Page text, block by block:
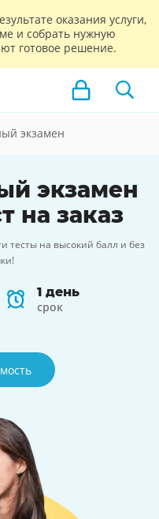
оказания услуги,
и собрать нужную
готовое решение.
экзамен
экзамен
на заказ
тесты на высокий балл и без
1 день
срок